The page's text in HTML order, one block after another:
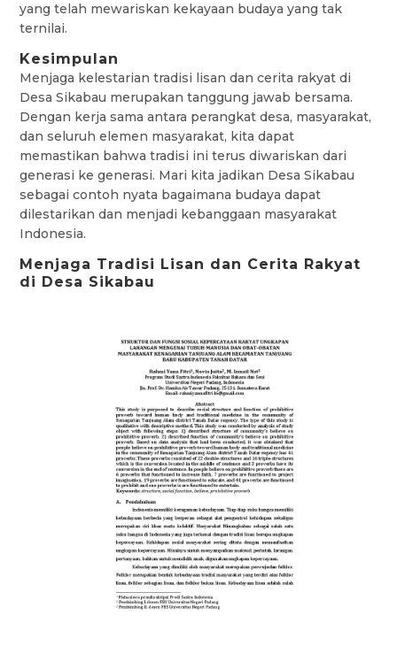
yang telah mewariskan kekayaan budaya yang tak
ternilai.
Kesimpulan
Menjaga kelestarian tradisi lisan dan cerita rakyat di
Desa Sikabau merupakan tanggung jawab bersama.
Dengan kerja sama antara perangkat desa, masyarakat,
dan seluruh elemen masyarakat, kita dapat
memastikan bahwa tradisi ini terus diwariskan dari
generasi ke generasi. Mari kita jadikan Desa Sikabau
sebagai contoh nyata bagaimana budaya dapat
dilestarikan dan menjadi kebanggaan masyarakat
Indonesia.
Menjaga Tradisi Lisan dan Cerita Rakyat
di Desa Sikabau